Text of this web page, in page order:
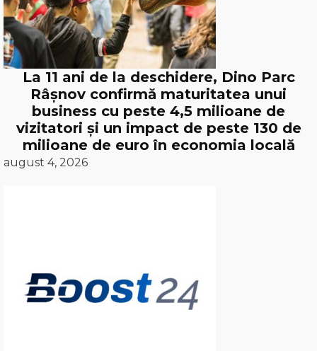
La 11 ani de la deschidere, Dino Parc
Râșnov confirmă maturitatea unui
business cu peste 4,5 milioane de
vizitatori și un impact de peste 130 de
milioane de euro în economia locală
august 4, 2026